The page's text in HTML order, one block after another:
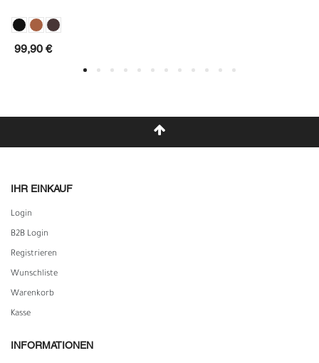
99,90 €
IHR EINKAUF
Login
B2B Login
Registrieren
Wunschliste
Warenkorb
Kasse
INFORMATIONEN